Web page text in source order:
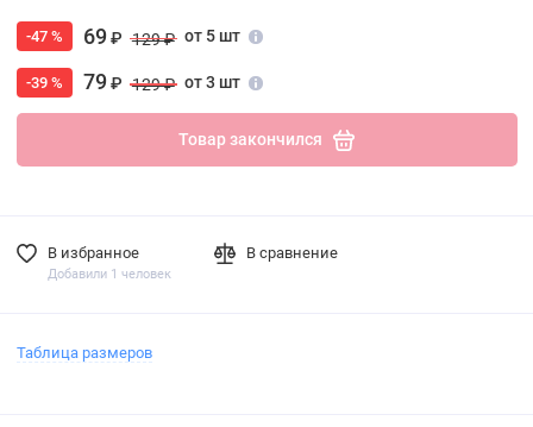
-47 % 69₽ 129 ₽ от 5 шт
-39 % 79₽ 129 ₽ от 3 шт
Товар закончился
В избранное
Добавили 1 человек
В сравнение
Таблица размеров